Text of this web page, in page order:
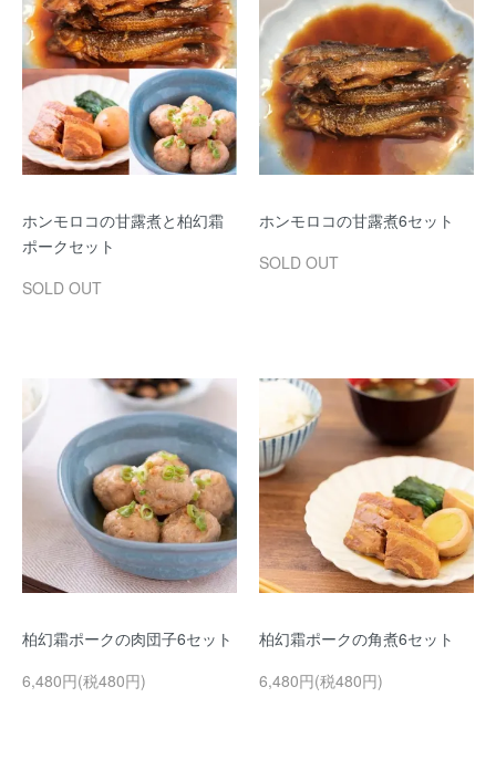
ホンモロコの甘露煮と柏幻霜
ポークセット
SOLD OUT
ホンモロコの甘露煮6セット
SOLD OUT
柏幻霜ポークの肉団子6セット
6,480円(税480円)
柏幻霜ポークの角煮6セット
6,480円(税480円)